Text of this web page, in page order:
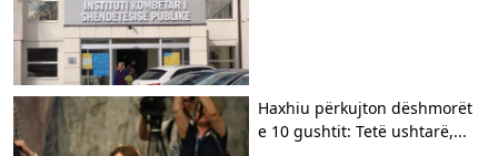
Haxhiu përkujton dëshmorët
e 10 gushtit: Tetë ushtarë,...